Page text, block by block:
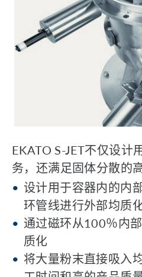
EKATO S-JET不仅设计
务，还满足固体分散的
设计用于容器内的内
环管线进行外部均质
通过磁环从100％内
质化
将大量粉末直接吸入